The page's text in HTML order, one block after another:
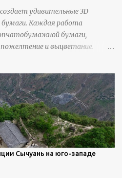
удивительные 3D
Каждая работа
бумаги,
и выцветание.
чтобы точно
источник
Сычуань на юго-западе